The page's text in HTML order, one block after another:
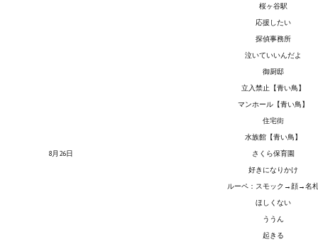
桜ヶ谷駅
応援したい
探偵事務所
泣いていいんだよ
8月26日
御厨邸
立入禁止【青い鳥】
マンホール【青い鳥】
住宅街
水族館【青い鳥】
さくら保育園
好きになりかけ
ルーペ：スモック→顔→名
ほしくない
ううん
起きる